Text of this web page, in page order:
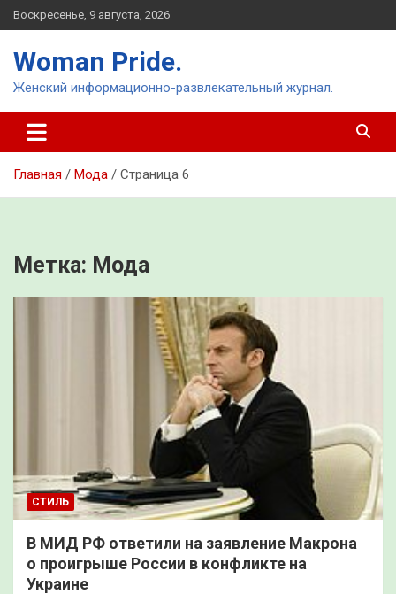
Перейти
к
Воскресенье, 9 августа, 2026
Woman Pride.
Женский информационно-развлекательный журнал.
Главная Мода Страница 6
Метка: Мода
СТИЛЬ
В МИД РФ ответили на заявление Макрона
о проигрыше России в конфликте на
Украине